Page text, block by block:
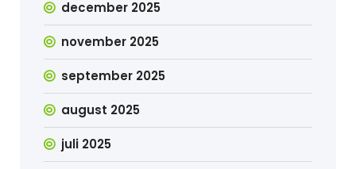
december 2025
november 2025
september 2025
august 2025
juli 2025